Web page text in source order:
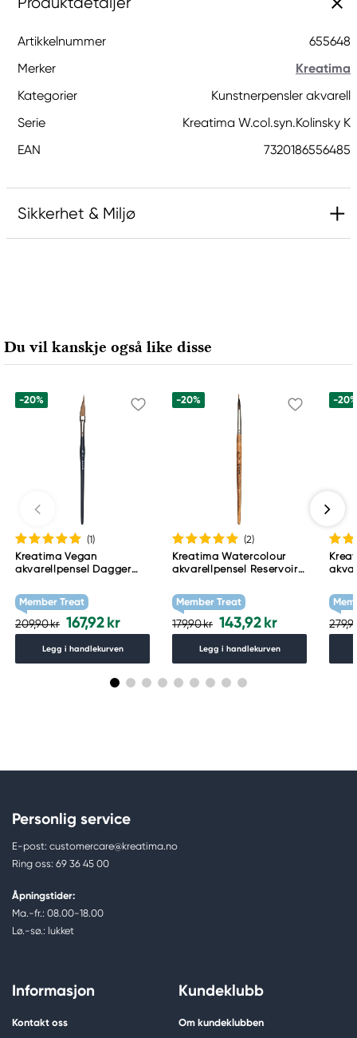
Artikkelnummer
655648
Merker
Kreatima
Kategorier
Kunstnerpensler akvarell
Serie
Kreatima W.col.syn.Kolinsky K
EAN
7320186556485
Sikkerhet & Miljø
www.panduro.com
+46 (04) 22 30 70
Du vil kanskje også like disse
-20%
(1)
Kreatima Vegan
akvarellpensel Dagger
Member Treat
209,90 kr 167,92 kr
Legg i handlekurven
-20%
(2)
Kreatima Watercolour
akvarellpensel Reservoir
Member Treat
179,90 kr 143,92 kr
Legg i handlekurven
-
Personlig service
E-post: customercare@kreatima.no
Ring oss: 69 36 45 00
Åpningstider:
Ma.-fr.: 08.00-18.00
Lø.-sø.: lukket
Informasjon
Kontakt oss
Kundeklubb
Om kundeklubben